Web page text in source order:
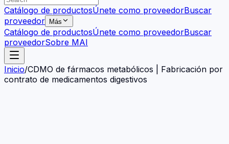
Catálogo de productosÚnete como proveedorBuscar
proveedor
Más
Catálogo de productosÚnete como proveedorBuscar
proveedorSobre MAI
Inicio/CDMO de fármacos metabólicos | Fabricación por
contrato de medicamentos digestivos